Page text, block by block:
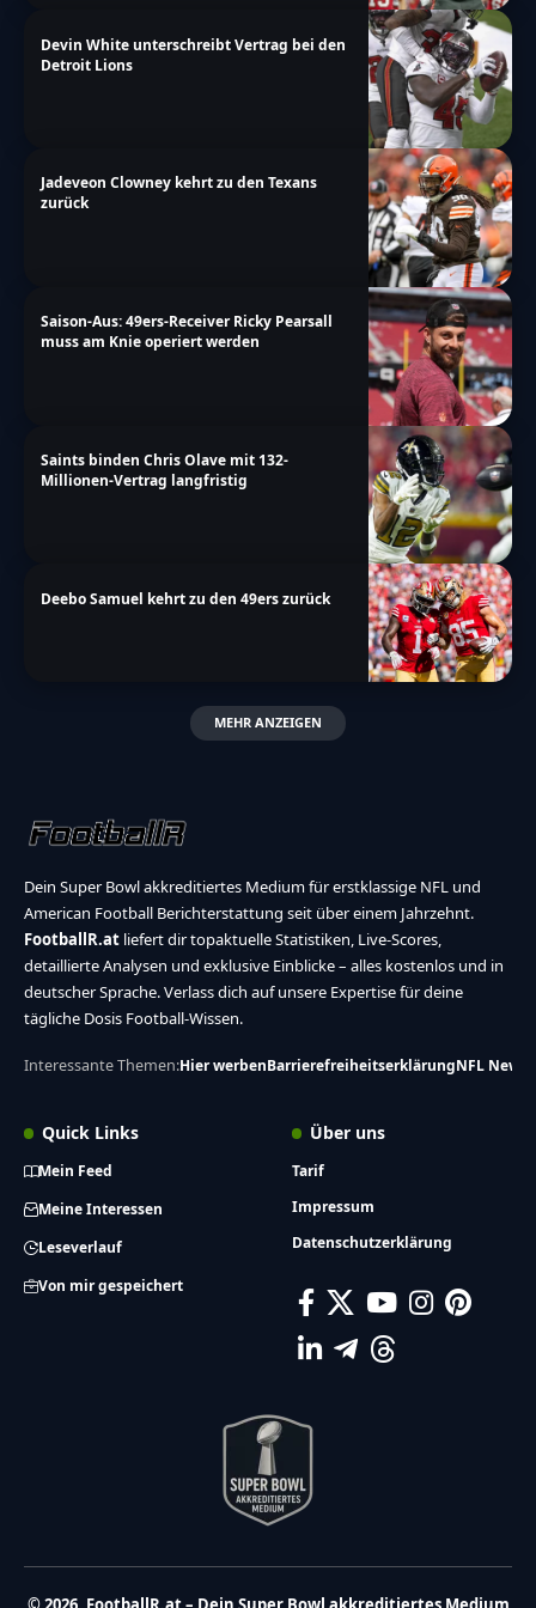
Vielen Dank f\u00fcr deine Teilnahme!","too-
many-chars-for-custom-field":"Text for
{custom_field_name} is too long"},"results":
answer":"Antwort","multiple-
regelaenderungen-kickoffstackles-mehr-fokus"}
Devin White unterschreibt Vertrag bei den
Detroit Lions
Jadeveon Clowney kehrt zu den Texans
zurück
Saison-Aus: 49ers-Receiver Ricky Pearsall
muss am Knie operiert werden
Saints binden Chris Olave mit 132-
Millionen-Vertrag langfristig
Deebo Samuel kehrt zu den 49ers zurück
MEHR ANZEIGEN
Dein Super Bowl akkreditiertes Medium für erstklassige NFL und
American Football Berichterstattung seit über einem Jahrzehnt.
FootballR.at liefert dir topaktuelle Statistiken, Live-Scores,
detaillierte Analysen und exklusive Einblicke – alles kostenlos und in
deutscher Sprache. Verlass dich auf unsere Expertise für deine
tägliche Dosis Football-Wissen.
Interessante Themen:Hier werbenBarrierefreiheitserklärungNFL News
Quick Links
Mein Feed
Meine Interessen
Leseverlauf
Von mir gespeichert
Über uns
Tarif
Impressum
Datenschutzerklärung